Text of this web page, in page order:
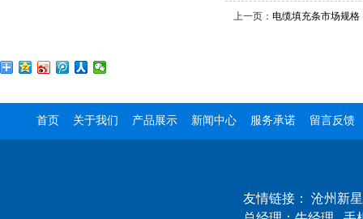
上一页： 电缆填充条市场规格
首页 关于我们 产品展示 新闻中心 服务承诺 留言反馈
友情链接： 沧州新